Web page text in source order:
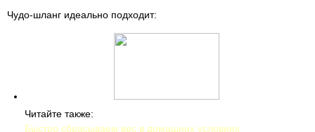
Чудо-шланг идеально подходит:
Читайте также:
Быстро сбрасываем вес в домашних условиях